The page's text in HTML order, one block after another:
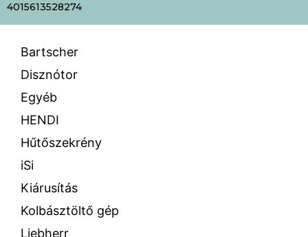
4015613528274
Bartscher
Disznótor
Egyéb
HENDI
Hűtőszekrény
iSi
Kiárusítás
Kolbásztöltő gép
Liebherr